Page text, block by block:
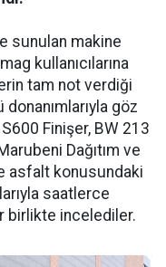
sunulan makine
kullanıcılarına
tam not verdiği
göz
Finişer, BW 213
Dağıtım ve
asfalt konusundaki
saatlerce
birlikte incelediler.